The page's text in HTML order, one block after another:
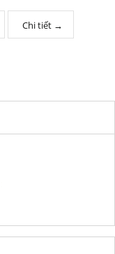
Chi tiết →